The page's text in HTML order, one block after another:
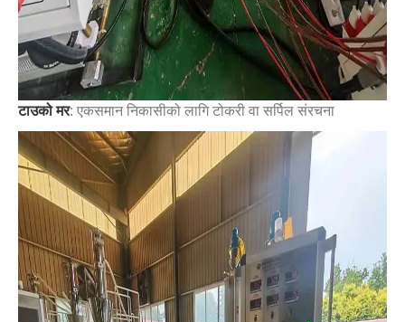
टाउको मर: एकसमान निकासीको लागि टोकरी वा सर्पिल संरचना